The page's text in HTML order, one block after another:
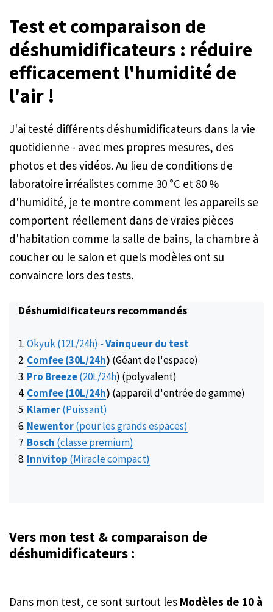
Test et comparaison de
déshumidificateurs : réduire
efficacement l'humidité de
l'air !
J'ai testé différents déshumidificateurs dans la vie
quotidienne - avec mes propres mesures, des
photos et des vidéos. Au lieu de conditions de
laboratoire irréalistes comme 30 °C et 80 %
d'humidité, je te montre comment les appareils se
comportent réellement dans de vraies pièces
d'habitation comme la salle de bains, la chambre à
coucher ou le salon et quels modèles ont su
convaincre lors des tests.
Déshumidificateurs recommandés
Okyuk (12L/24h) -Vainqueur du test
Comfee (30L/24h) (Géant de l'espace)
Pro Breeze(20L/24h) (polyvalent)
Comfee (10L/24h) (appareil d'entrée de gamme)
Klamer(Puissant)
Newentor(pour les grands espaces)
Bosch (classe premium)
Innvitop (Miracle compact)
Vers mon test & comparaison de
déshumidificateurs :
Dans mon test, ce sont surtout les Modèles de 10 à